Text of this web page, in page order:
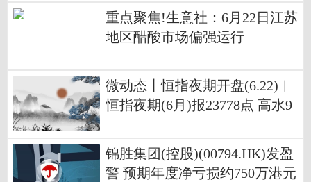
重点聚焦!生意社：6月22日江苏
地区醋酸市场偏强运行
微动态丨恒指夜期开盘(6.22)︱
恒指夜期(6月)报23778点 高水9
锦胜集团(控股)(00794.HK)发盈
警 预期年度净亏损约750万港元